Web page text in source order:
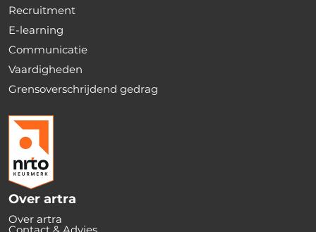
Recruitment
E-learning
Communicatie
Vaardigheden
Grensoverschrijdend gedrag
Over artra
Over artra